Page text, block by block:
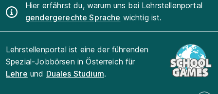
Hier erfährst du, warum uns bei Lehrstellenportal
gendergerechte Sprache wichtig ist.
Lehrstellenportal ist eine der führenden
Spezial-Jobbörsen in Österreich für
Lehre und Duales Studium.